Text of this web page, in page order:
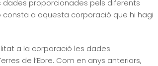
dades proporcionades pels diferents
consta a aquesta corporació que hi hagi
a la corporació les dades
de l’Ebre. Com en anys anteriors,